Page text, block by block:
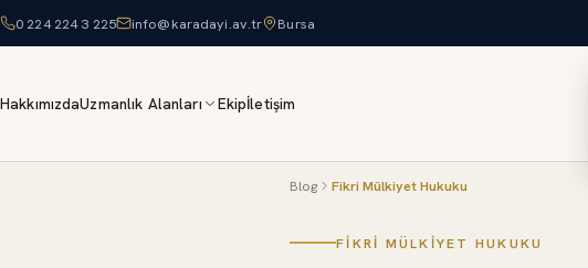
0 224 224 3 225 info@karadayi.av.tr Bursa
HakkımızdaUzmanlık Alanları Ekipİletişim
Blog Fikri Mülkiyet Hukuku
FIKRI MÜLKIYET HUKUKU